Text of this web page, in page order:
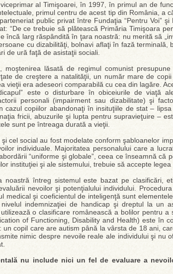
al Timişoarei, în 1997, în primul an de
primul centru de acest tip din România, a
public privat între Fundaţia “Pentru Voi” şi
“De ce trebuie să plătească Primăria Timişoara
încă larg răspândită în ţara noastră: nu merită să
cu dizabilităţi, bolnavi aflaţi în fază terminală,
de ură faţă de asistaţii sociali.
moştenirea lăsată de regimul comunist
de creştere a natalităţii, un număr mare de
vieţii era adeseori comparabilă cu cea din lagăre.
este o disturbare în obiceiurile de viaţă
personali (impairment sau dizabilitate) şi
cazul copiilor abandonaţi în insituţiile de stat –
fricii, abuzurile şi lupta pentru supravieţuire –
sunt pe întreaga durată a vieţii.
cel social au fost modelate conform şabloanelor
individuale. Majoritatea personalului care a
“uniforme şi globale”, ceea ce înseamnă că
instituţiei şi ale sistemului, trebuie să accepte legea
noastră întreg sistemul este bazat pe clasificări,
nevoilor şi potenţialului individului.
medical şi coeficientul de inteligenţă sunt
indemnizaţiei de handicap şi dreptul la un
o clasificare românească a bolilor pentru a
of Functioning, Disability and Health) este în
un copil care are autism până la vârsta de 18 ani,
nimic despre nevoile reale ale individului şi nu
nu include nici un fel de evaluare a